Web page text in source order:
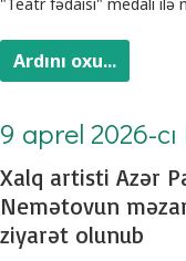
Ardını oxu...
9 aprel 2026-cı
Xalq artisti Azər
Nemətovun
ziyarət olunub